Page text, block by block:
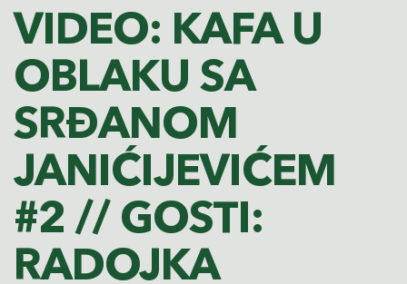
VIDEO: KAFA U
OBLAKU SA
SRĐANOM
JANIĆIJEVIĆEM
#2 // GOSTI:
RADOJKA